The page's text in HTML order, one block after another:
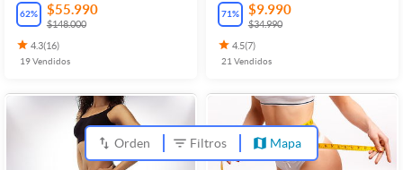
62% $55.990
$148.000
4.3(16)
19Vendidos
71% $9.990
$34.990
4.5(7)
21 Vendidos
Orden Filtros Mapa